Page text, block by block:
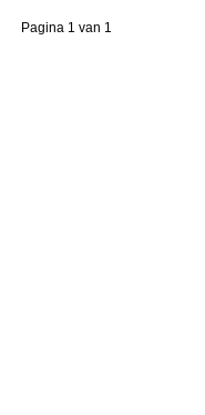
Pagina 1 van 1